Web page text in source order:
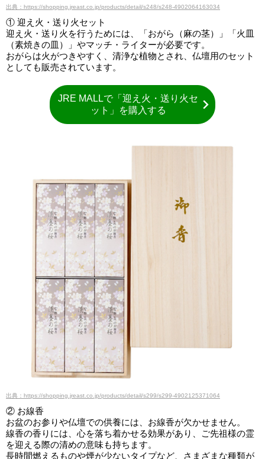
出典：https://shopping.jreast.co.jp/products/detail/s248/s248-4902064163034
① 迎え火・送り火セット
迎え火・送り火を行うためには、「おがら（麻の茎）」「火皿
（素焼きの皿）」やマッチ・ライターが必要です。
おがらは火がつきやすく、清浄な植物とされ、仏壇用のセット
としても販売されています。
JRE MALLで「迎え火・送り火セ
ット」を購入する
出典：https://shopping.jreast.co.jp/products/detail/s299/s299-4902125371064
② お線香
お盆のお参りや仏壇での供養には、お線香が欠かせません。
線香の香りには、心を落ち着かせる効果があり、ご先祖様の霊
を迎える際の清めの意味も持ちます。
長時間燃えるものや煙が少ないタイプなど、さまざまな種類が